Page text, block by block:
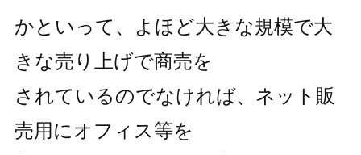
かといって、よほど大きな規模で大
きな売り上げで商売を
されているのでなければ、ネット販
売用にオフィス等を